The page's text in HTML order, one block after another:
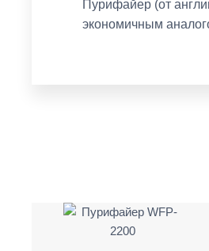
Пурифайер (от
экономичным